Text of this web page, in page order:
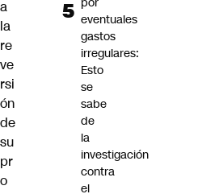
a
la
re
ve
rsi
ón
de
su
pr
o
eventuales
gastos
irregulares:
Esto
se
sabe
de
la
investigación
contra
el